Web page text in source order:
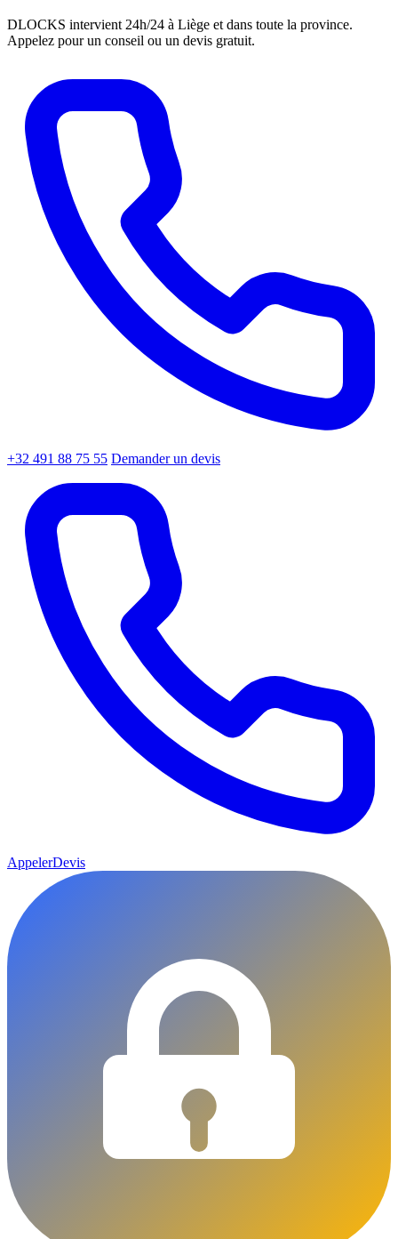
DLOCKS intervient 24h/24 à Liège et dans toute la province.
Appelez pour un conseil ou un devis gratuit.
+32 491 88 75 55 Demander un devis
AppelerDevis